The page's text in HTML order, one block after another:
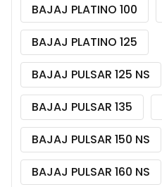
BAJAJ PLATINO 100
BAJAJ PLATINO 125
BAJAJ PULSAR 125 NS
BAJAJ PULSAR 135
BAJAJ PULSAR 150 NS
BAJAJ PULSAR 160 NS